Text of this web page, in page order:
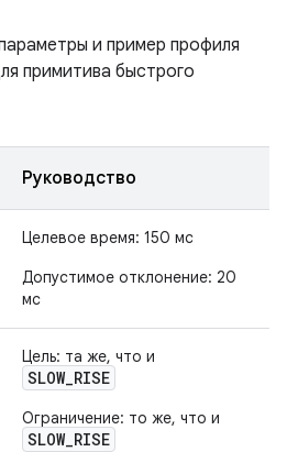
и пример профиля
примитива быстрого
Руководство
Целевое время: 150 мс
Допустимое отклонение: 20
мс
Цель: та же, что и
SLOW_RISE
Ограничение: то же, что и
SLOW_RISE